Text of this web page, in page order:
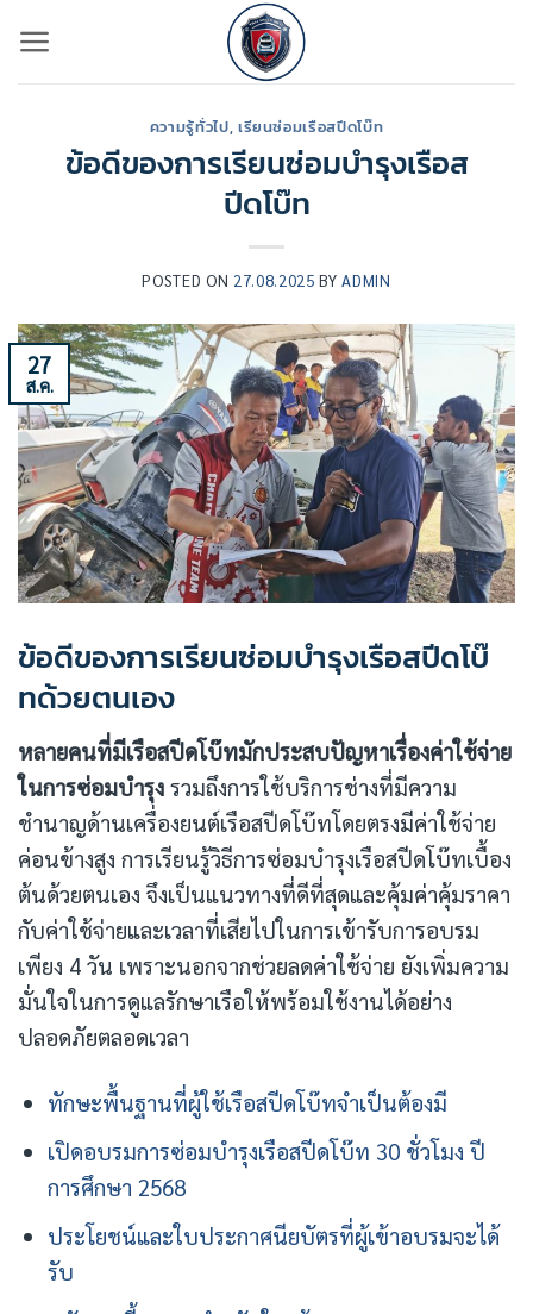
ไป
ความรู้ทั่วไป, เรียนซ่อมเรือสปีดโบ๊ท
ข้อดีของการเรียนซ่อมบำรุงเรือส
ปีดโบ๊ท
POSTED ON 27.08.2025 BYADMIN
27
ส.ค.
ข้อดีของการเรียนซ่อมบำรุงเรือสปีดโบ๊
ทด้วยตนเอง
หลายคนที่มีเรือสปีดโบ๊ทมักประสบปัญหาเรื่องค่าใช้จ่าย
ในการซ่อมบำรุง รวมถึงการใช้บริการช่างที่มีความ
ชำนาญด้านเครื่องยนต์เรือสปีดโบ๊ทโดยตรงมีค่าใช้จ่าย
ค่อนข้างสูง การเรียนรู้วิธีการซ่อมบำรุงเรือสปีดโบ๊ทเบื้อง
ต้นด้วยตนเอง จึงเป็นแนวทางที่ดีที่สุดและคุ้มค่าคุ้มราคา
กับค่าใช้จ่ายและเวลาที่เสียไปในการเข้ารับการอบรม
เพียง 4 วัน เพราะนอกจากช่วยลดค่าใช้จ่าย ยังเพิ่มความ
มั่นใจในการดูแลรักษาเรือให้พร้อมใช้งานได้อย่าง
ปลอดภัยตลอดเวลา
ทักษะพื้นฐานที่ผู้ใช้เรือสปีดโบ๊ทจำเป็นต้องมี
เปิดอบรมการซ่อมบำรุงเรือสปีดโบ๊ท 30 ชั่วโมง ปี
การศึกษา 2568
ประโยชน์และใบประกาศนียบัตรที่ผู้เข้าอบรมจะได้
รับ